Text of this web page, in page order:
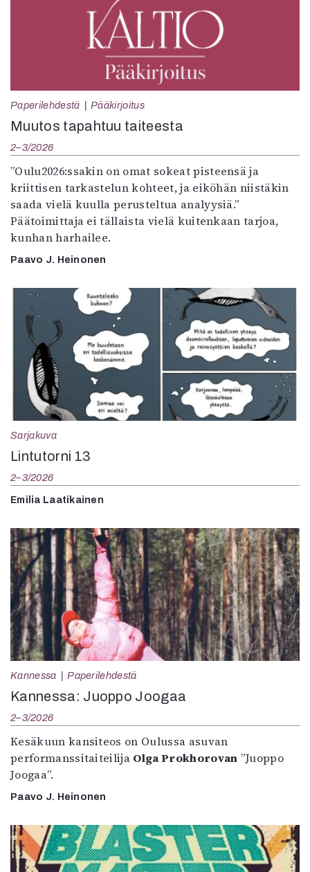
Paperilehdestä Pääkirjoitus
Muutos tapahtuu taiteesta
2–3/2026
”Oulu2026:ssakin on omat sokeat pisteensä ja
kriittisen tarkastelun kohteet, ja eiköhän niistäkin
saada vielä kuulla perusteltua analyysiä.”
Päätoimittaja ei tällaista vielä kuitenkaan tarjoa,
kunhan harhailee.
Paavo J. Heinonen
Sarjakuva
Lintutorni 13
2–3/2026
Emilia Laatikainen
Kannessa Paperilehdestä
Kannessa: Juoppo Joogaa
2–3/2026
Kesäkuun kansiteos on Oulussa asuvan
performanssitaiteilija Olga Prokhorovan ”Juoppo
Joogaa”.
Paavo J. Heinonen